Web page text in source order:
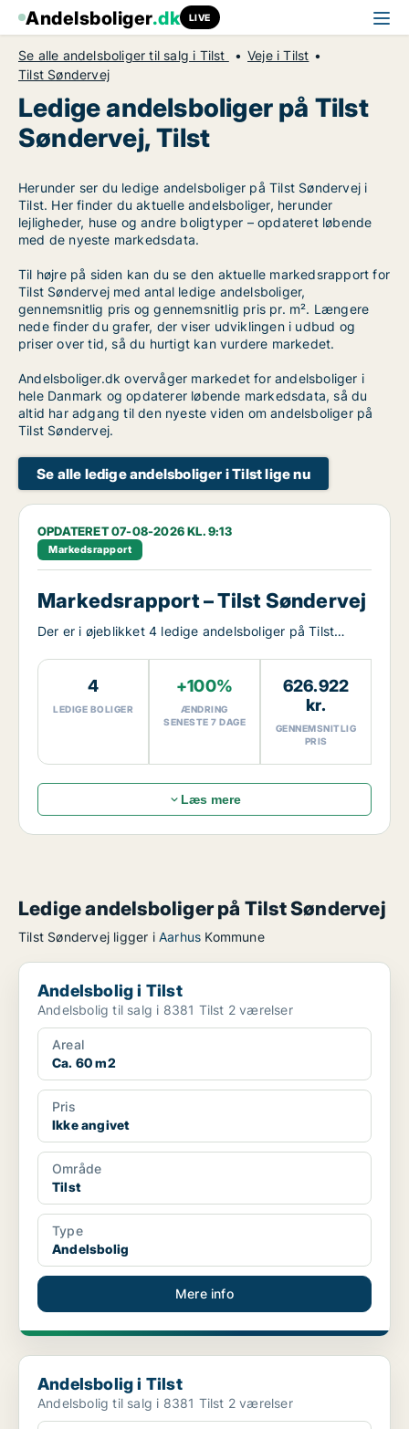
Andelsboliger.dk LIVE
Se alle andelsboliger til salg i Tilst
Veje i Tilst
Tilst Søndervej
Ledige andelsboliger på Tilst
Søndervej, Tilst
Herunder ser du ledige andelsboliger på Tilst Søndervej i
Tilst. Her finder du aktuelle andelsboliger, herunder
lejligheder, huse og andre boligtyper – opdateret løbende
med de nyeste markedsdata.
Til højre på siden kan du se den aktuelle markedsrapport for
Tilst Søndervej med antal ledige andelsboliger,
gennemsnitlig pris og gennemsnitlig pris pr. m². Længere
nede finder du grafer, der viser udviklingen i udbud og
priser over tid, så du hurtigt kan vurdere markedet.
Andelsboliger.dk overvåger markedet for andelsboliger i
hele Danmark og opdaterer løbende markedsdata, så du
altid har adgang til den nyeste viden om andelsboliger på
Tilst Søndervej.
Se alle ledige andelsboliger i Tilst lige nu
OPDATERET 07-08-2026 KL. 9:13
Markedsrapport
Markedsrapport – Tilst Søndervej
Der er i øjeblikket 4 ledige andelsboliger på Tilst
4
LEDIGE BOLIGER
+100%
ÆNDRING
SENESTE 7 DAGE
626.922
kr.
GENNEMSNITLIG
PRIS
Læs mere
Ledige andelsboliger på Tilst Søndervej
Tilst Søndervej ligger i Aarhus Kommune
Andelsbolig i Tilst
Andelsbolig i Tilst
Andelsbolig til salg i 8381 Tilst 2 værelser
Areal
Ca. 60 m2
Pris
Ikke angivet
Område
Tilst
Type
Andelsbolig
Mere info
Andelsbolig i Tilst
Andelsbolig i Tilst
Andelsbolig til salg i 8381 Tilst 2 værelser